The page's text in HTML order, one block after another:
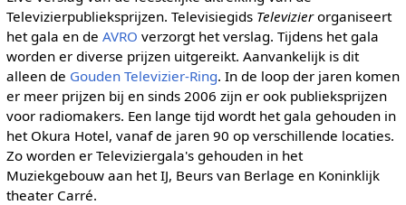
Televizierpublieksprijzen. Televisiegids Televizierorganiseert
het gala en de AVRO verzorgt het verslag. Tijdens het gala
worden er diverse prijzen uitgereikt. Aanvankelijk is dit
alleen de Gouden Televizier-Ring. In de loop der jaren komen
er meer prijzen bij en sinds 2006 zijn er ook publieksprijzen
voor radiomakers. Een lange tijd wordt het gala gehouden in
het Okura Hotel, vanaf de jaren 90 op verschillende locaties.
Zo worden er Televiziergala's gehouden in het
Muziekgebouw aan het IJ, Beurs van Berlage en Koninklijk
theater Carré.